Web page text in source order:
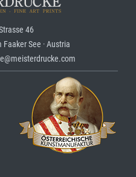
46
See · Austria